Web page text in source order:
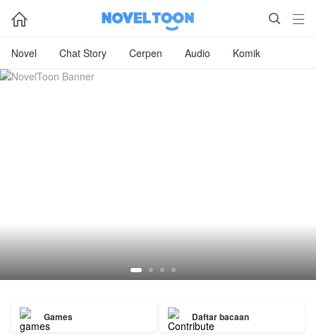
  
Novel Chat Story Cerpen Audio Komik
Games Daftar bacaan